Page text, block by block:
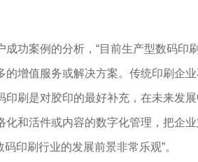
案例的分析，“目前生产型数码印
增值服务或解决方案。传统印刷企
刷是对胶印的最好补充，在未来发
和活件或内容的数字化管理，把企
印刷行业的发展前景非常乐观”。